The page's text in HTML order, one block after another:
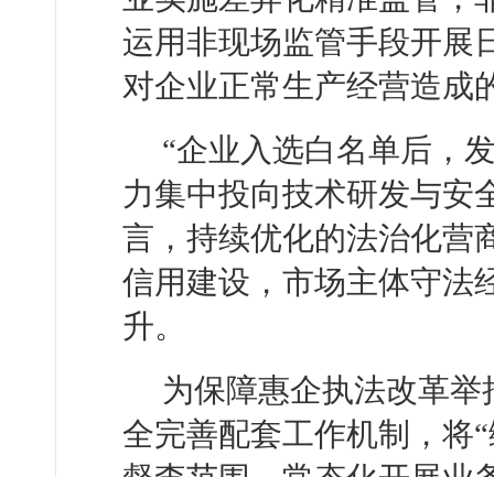
运用非现场监管手段开展
对企业正常生产经营造成
“企业入选白名单后，
力集中投向技术研发与安
言，持续优化的法治化营
信用建设，市场主体守法
升。
为保障惠企执法改革
全完善配套工作机制，将